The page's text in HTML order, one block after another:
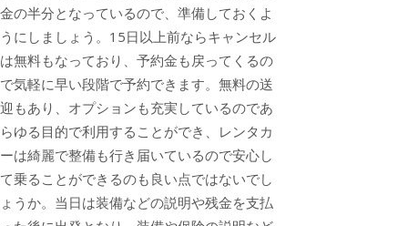
金の半分となっているので、準備しておくよ
うにしましょう。15日以上前ならキャンセル
は無料もなっており、予約金も戻ってくるの
で気軽に早い段階で予約できます。無料の送
迎もあり、オプションも充実しているのであ
らゆる目的で利用することができ、レンタカ
ーは綺麗で整備も行き届いているので安心し
て乗ることができるのも良い点ではないでし
ょうか。当日は装備などの説明や残金を支払